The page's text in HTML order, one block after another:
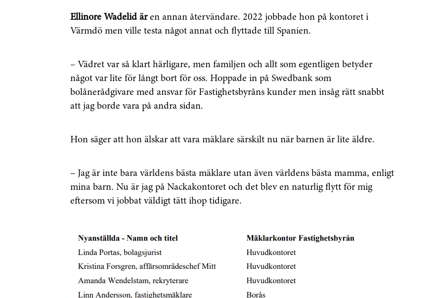
Ellinore Wadelid ären annan återvändare. 2022 jobbade hon på kontoret i
Värmdö men ville testa något annat och flyttade till Spanien.
– Vädret var så klart härligare, men familjen och allt som egentligen betyder
något var lite för långt bort för oss. Hoppade in på Swedbank som
bolånerådgivare med ansvar för Fastighetsbyråns kunder men insåg rätt snabbt
att jag borde vara på andra sidan.
Hon säger att hon älskar att vara mäklare särskilt nu när barnen är lite äldre.
– Jag är inte bara världens bästa mäklare utan även världens bästa mamma, enligt
mina barn. Nu är jag på Nackakontoret och det blev en naturlig flytt för mig
eftersom vi jobbat väldigt tätt ihop tidigare.